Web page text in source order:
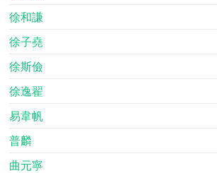
徐和謙
徐子堯
徐斯儉
徐逸翟
易韋帆
普麟
曲元寧